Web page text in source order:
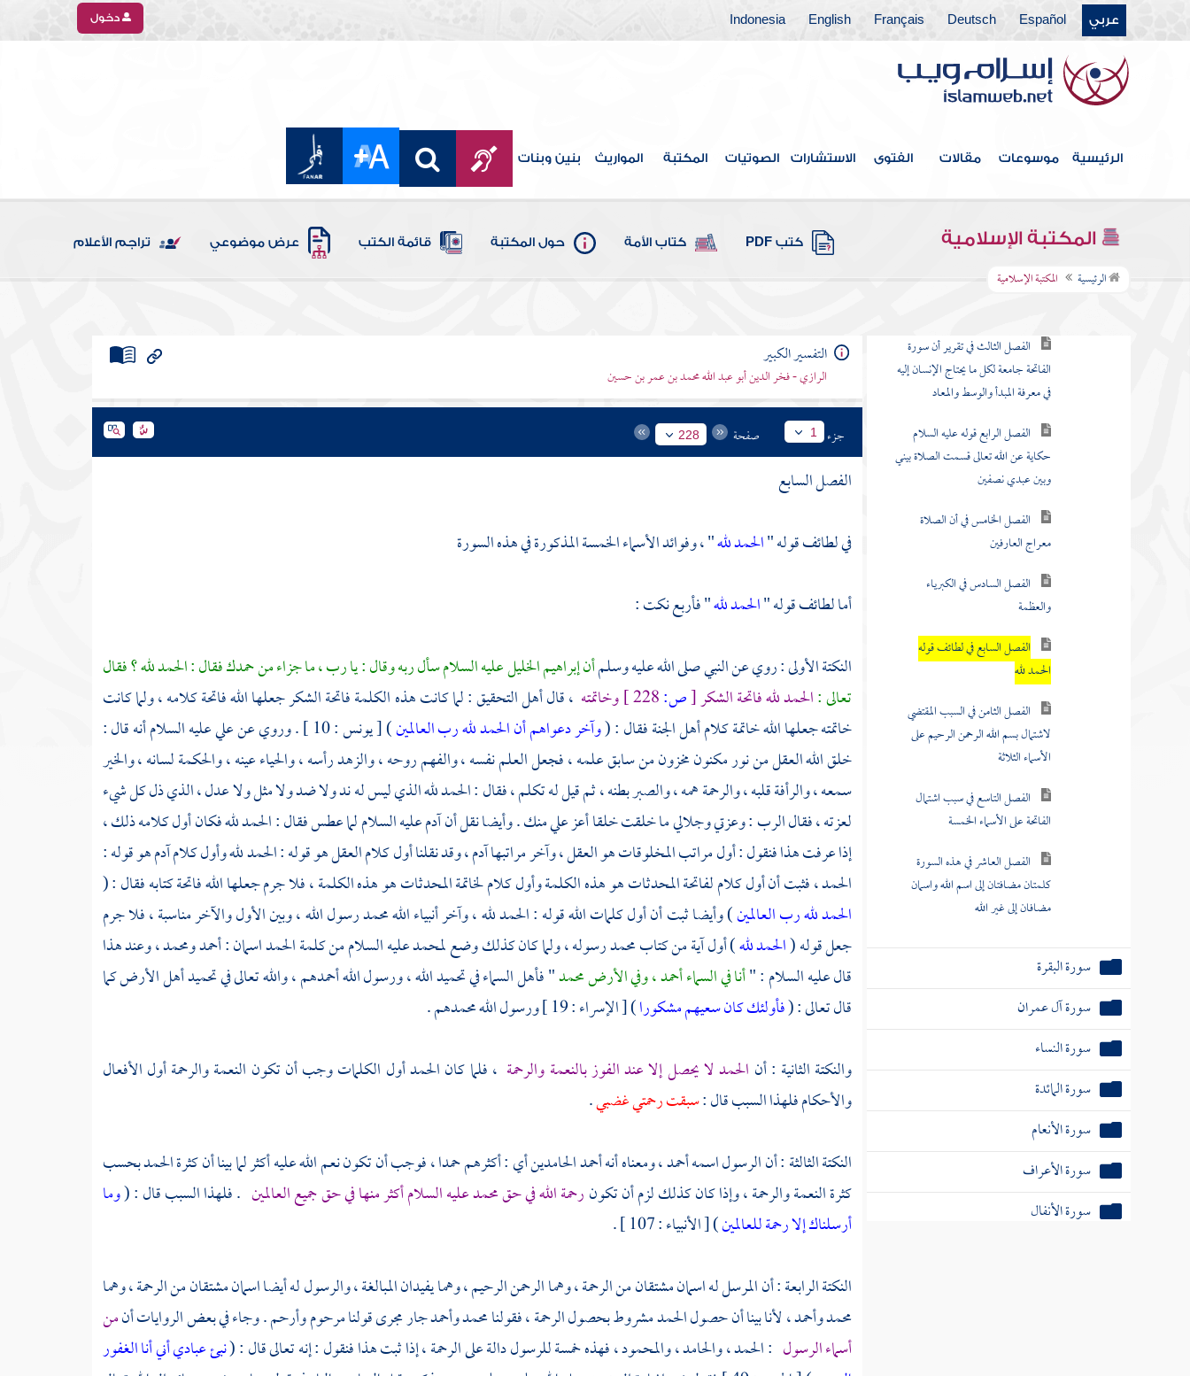
عربي Español
Deutsch
Français
English
Indonesia دخول
الرئيسية موسوعات مقالات الفتوى الاستشارات الصوتيات المكتبة المواريث بنين وبنات
المكتبة الإسلامية كتب PDF كتاب الأمة حول المكتبة قائمة الكتب عرض موضوعي تراجم الأعلام
الرئيسية المكتبة الإسلامية
الكتاب الثاني في مباحث بسم الله الرحمن
الرحيم
سورة الفاتحة
الآيات مفصلة
الفصل الأول في الأسرار العقلية
الفصل الثالث في تقرير أن سورة
الفاتحة جامعة لكل ما يحتاج الإنسان إليه
في معرفة المبدأ والوسط والمعاد
الفصل الرابع قوله عليه السلام
حكاية عن الله تعالى قسمت الصلاة بيني
وبين عبدي نصفين
الفصل الخامس في أن الصلاة
معراج العارفين
الفصل السادس في الكبرياء
والعظمة
الفصل السابع في لطائف قوله
الحمد لله
الفصل الثامن في السبب المقتضي
لاشتمال بسم الله الرحمن الرحيم على
الأسماء الثلاثة
الفصل التاسع في سبب اشتمال
الفاتحة على الأسماء الخمسة
الفصل العاشر في هذه السورة
كلمتان مضافتان إلى اسم الله واسمان
مضافان إلى غير الله
سورة البقرة
سورة آل عمران
سورة النساء
سورة المائدة
سورة الأنعام
سورة الأعراف
سورة الأنفال
التفسير الكبير
الرازي - فخر الدين أبو عبد الله محمد بن عمر بن حسين
جزء 1 صفحة 228
الفصل السابع
في لطائف قوله "الحمد لله" ، وفوائد الأسماء الخمسة المذكورة في هذه السورة
أما لطائف قوله "الحمد لله" فأربع نكت :
النكتة الأولى : روي عن النبي صلى الله عليه وسلمأنإبراهيمالخليل عليه السلام سأل ربه وقال : يا رب ، ما جزاء من حمدك فقال : الحمد لله ؟ فقال
تعالى :الحمد لله فاتحة الشكر[ص: وخاتمته ، قال أهل التحقيق : لما كانت هذه الكلمة فاتحة الشكر جعلها الله فاتحة كلامه ، ولما كانت
خاتمته جعلها الله خاتمة كلام أهل الجنة فقال : (وآخر دعواهم أن الحمد لله رب العالمين) [ يونس : 10 ] . وروي عن عليعليه السلام أنه قال :
خلق الله العقل من نور مكنون مخزون من سابق علمه ، فجعل العلم نفسه ، والفهم روحه ، والزهد رأسه ، والحياء عينه ، والحكمة لسانه ، والخير
سمعه ، والرأفة قلبه ، والرحمة همه ، والصبر بطنه ، ثم قيل له تكلم ، فقال : الحمد لله الذي ليس له ند ولا ضد ولا مثل ولا عدل ، الذي ذل كل شيء
لعزته ، فقال الرب : وعزتي وجلالي ما خلقت خلقا أعز علي منك . وأيضا نقل أنآدمعليه السلام لما عطس فقال : الحمد لله فكان أول كلامه ذلك ،
إذا عرفت هذا فنقول : أول مراتب المخلوقات هو العقل ، وآخر مراتبهاآدم، وقد نقلنا أول كلام العقل هو قوله : الحمد لله وأول كلامآدمهو قوله :
الحمد ، فثبت أن أول كلام لفاتحة المحدثات هو هذه الكلمة وأول كلام لخاتمة المحدثات هو هذه الكلمة ، فلا جرم جعلها الله فاتحة كتابه فقال : (
الحمد لله رب العالمين) وأيضا ثبت أن أول كلمات الله قوله : الحمد لله ، وآخر أنبياء اللهمحمدرسول الله ، وبين الأول والآخر مناسبة ، فلا جرم
جعل قوله (الحمد لله) أول آية من كتابمحمدرسوله ، ولما كان كذلك وضعلمحمدعليه السلام من كلمة الحمد اسمان : أحمدومحمد، وعند هذا
قال عليه السلام : "أنا في السماء أحمد ، وفي الأرضمحمد" فأهل السماء في تحميد الله ، ورسول الله أحمدهم ، والله تعالى في تحميد أهل الأرض كما
قال تعالى : (فأولئك كان سعيهم مشكورا) [ الإسراء : 19 ] ورسول الله محمدهم .
والنكتة الثانية : أن الحمد لا يحصل إلا عند الفوز بالنعمة والرحمة ، فلما كان الحمد أول الكلمات وجب أن تكون النعمة والرحمة أول الأفعال
والأحكام فلهذا السبب قال :سبقت رحمتي غضبي.
النكتة الثالثة : أن الرسول اسمه أحمد ، ومعناه أنه أحمد الحامدين أي : أكثرهم حمدا ، فوجب أن تكون نعم الله عليه أكثر لما بينا أن كثرة الحمد بحسب
كثرة النعمة والرحمة ، وإذا كان كذلك لزم أن تكونرحمة الله في حقمحمدعليه السلام أكثر منها في حق جميع العالمين . فلهذا السبب قال : (وما
أرسلناك إلا رحمة للعالمين) [ الأنبياء : 107 ] .
النكتة الرابعة : أن المرسل له اسمان مشتقان من الرحمة ، وهما الرحمن الرحيم ، وهما يفيدان المبالغة ، والرسول له أيضا اسمان مشتقان من الرحمة ، وهما
محمد وأحمد ، لأنا بينا أن حصول الحمد مشروط بحصول الرحمة ، فقولنا محمد وأحمد جار مجرى قولنا مرحوم وأرحم . وجاء في بعض الروايات أنمن
أسماء الرسول : الحمد ، والحامد ، والمحمود ، فهذه خمسة للرسول دالة على الرحمة ، إذا ثبت هذا فنقول : إنه تعالى قال : (نبئ عبادي أني أنا الغفور